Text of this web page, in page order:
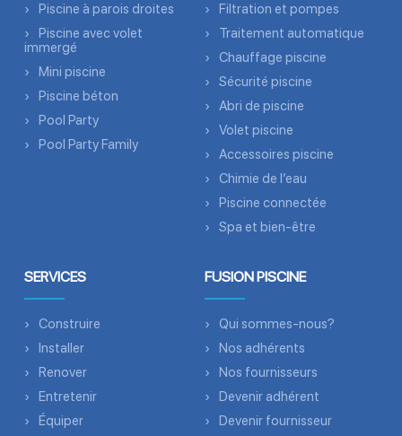
Piscine à parois droites
Piscine avec volet
immergé
Mini piscine
Piscine béton
Pool Party
Pool Party Family
Filtration et pompes
Traitement automatique
Chauffage piscine
Sécurité piscine
Abri de piscine
Volet piscine
Accessoires piscine
Chimie de l’eau
Piscine connectée
Spa et bien-être
SERVICES
Construire
Installer
Renover
Entretenir
Équiper
FUSION PISCINE
Qui sommes-nous?
Nos adhérents
Nos fournisseurs
Devenir adhérent
Devenir fournisseur